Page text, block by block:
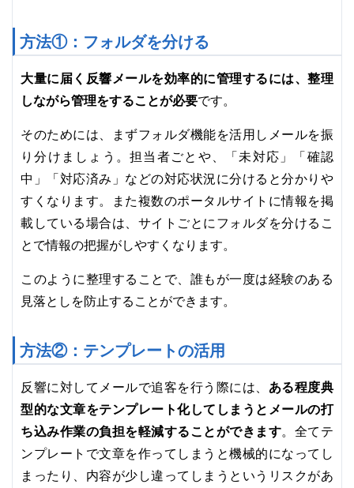
方法①：フォルダを分ける
大量に届く反響メールを効率的に管理するには、整理
しながら管理をすることが必要です。
そのためには、まずフォルダ機能を活用しメールを振
り分けましょう。担当者ごとや、「未対応」「確認
中」「対応済み」などの対応状況に分けると分かりや
すくなります。また複数のポータルサイトに情報を掲
載している場合は、サイトごとにフォルダを分けるこ
とで情報の把握がしやすくなります。
このように整理することで、誰もが一度は経験のある
見落としを防止することができます。
方法②：テンプレートの活用
反響に対してメールで追客を行う際には、 ある程度典
型的な文章をテンプレート化してしまうとメールの打
ち込み作業の負担を軽減することができます。全てテ
ンプレートで文章を作ってしまうと機械的になってし
まったり、内容が少し違ってしまうというリスクがあ